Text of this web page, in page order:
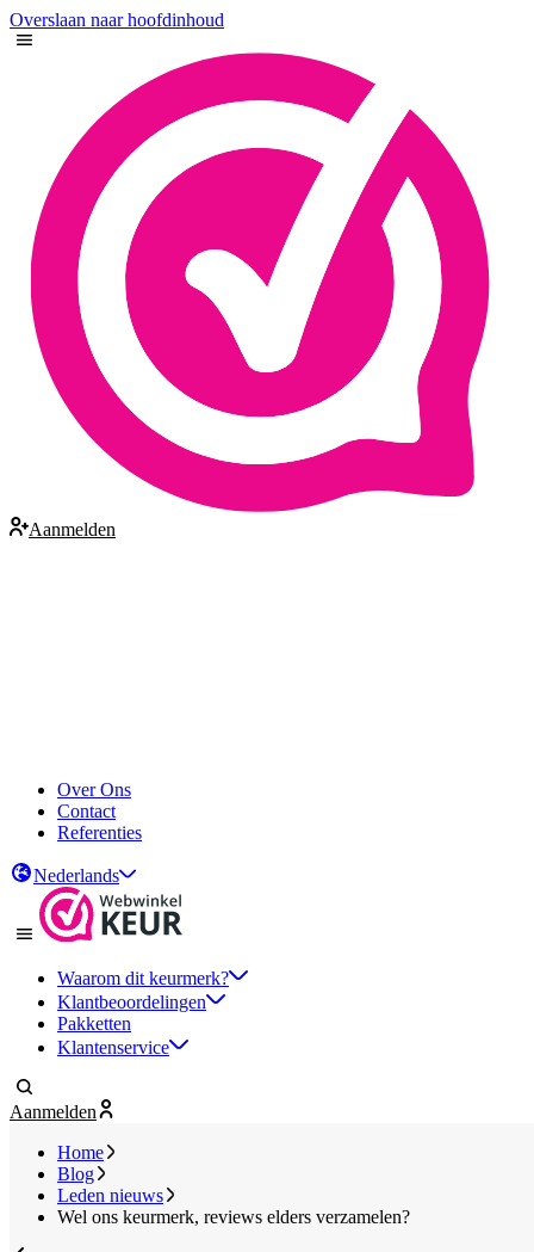
Overslaan naar hoofdinhoud
Aanmelden
Over Ons
Contact
Referenties
Nederlands
Waarom dit keurmerk?
Klantbeoordelingen
Pakketten
Klantenservice
Aanmelden
Home
Blog
Leden nieuws
Wel ons keurmerk, reviews elders verzamelen?